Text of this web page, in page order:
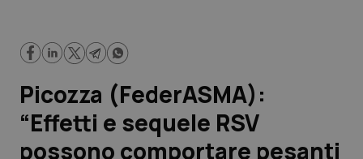
Governo e Parlamento
Regioni e Asl
Lavoro e Professioni
Picozza (FederASMA):
“Effetti e sequele RSV
possono comportare pesanti